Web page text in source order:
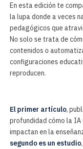
En esta edición te
la lupa donde a veces
pedagógicos que
No solo se trata de
contenidos o
configuraciones
reproducen.
El primer artículo,
profundidad cómo la
impactan en la
segundo es un estudio